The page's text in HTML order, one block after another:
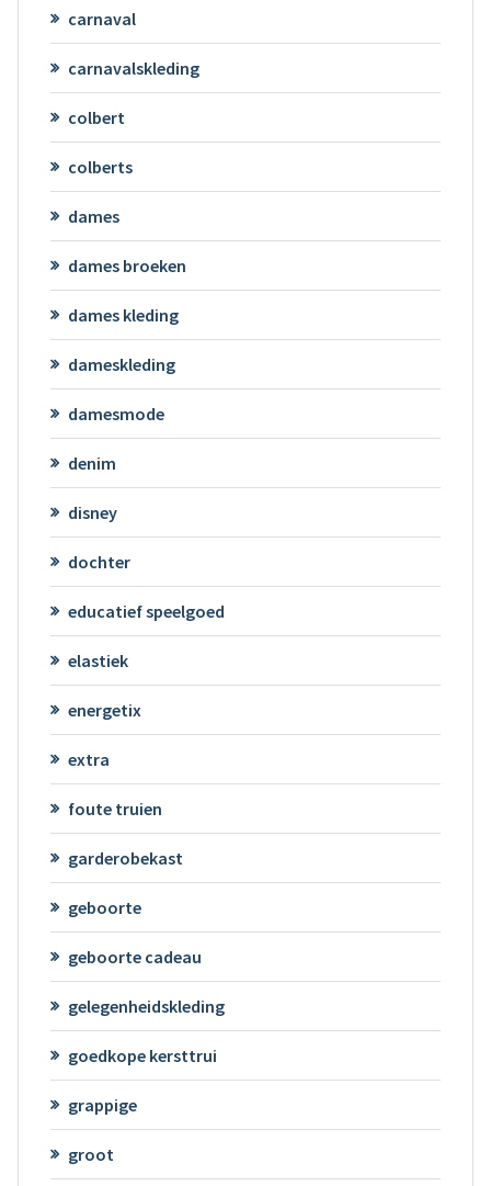
carnaval
carnavalskleding
colbert
colberts
dames
dames broeken
dames kleding
dameskleding
damesmode
denim
disney
dochter
educatief speelgoed
elastiek
energetix
extra
foute truien
garderobekast
geboorte
geboorte cadeau
gelegenheidskleding
goedkope kersttrui
grappige
groot